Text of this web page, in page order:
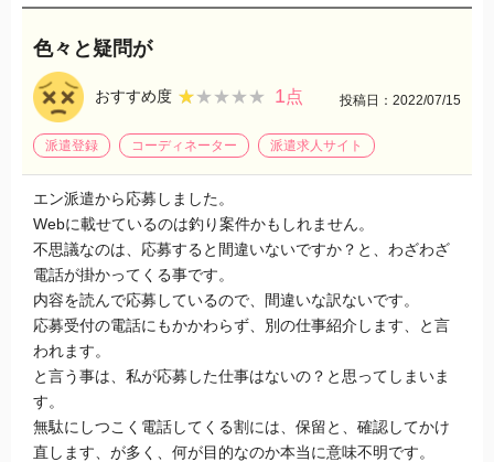
色々と疑問が
おすすめ度 ★★★★★
★★★★★ 1点 投稿日：2022/07/15
派遣登録 コーディネーター 派遣求人サイト
エン派遣から応募しました。
Webに載せているのは釣り案件かもしれません。
不思議なのは、応募すると間違いないですか？と、わざわざ
電話が掛かってくる事です。
内容を読んで応募しているので、間違いな訳ないです。
応募受付の電話にもかかわらず、別の仕事紹介します、と言
われます。
と言う事は、私が応募した仕事はないの？と思ってしまいま
す。
無駄にしつこく電話してくる割には、保留と、確認してかけ
直します、が多く、何が目的なのか本当に意味不明です。